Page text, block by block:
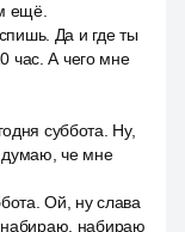
ещё.
Да и где ты
час. А чего мне
суббота. Ну,
думаю, че мне
Ой, ну слава
набираю, набираю